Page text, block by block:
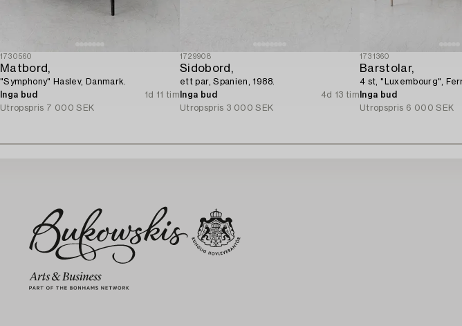
1730560
Matbord,
"Symphony" Haslev, Danmark.
Inga bud
1d 11 tim
Utropspris 7 000 SEK
1729908
Sidobord,
ett par, Spanien, 1988.
Inga bud
4d 13 tim
Utropspris 3 000 SEK
1731360
Barstolar,
4 st, "Luxembourg",
Inga bud
Utropspris 6 000 SEK